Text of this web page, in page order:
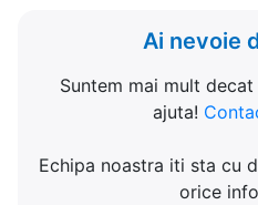
Ai nevoie
Suntem mai mult
ajuta!
Echipa noastra iti sta cu
orice